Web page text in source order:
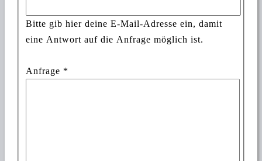
Bitte gib hier deine E-Mail-Adresse ein, damit
eine Antwort auf die Anfrage möglich ist.
Anfrage *